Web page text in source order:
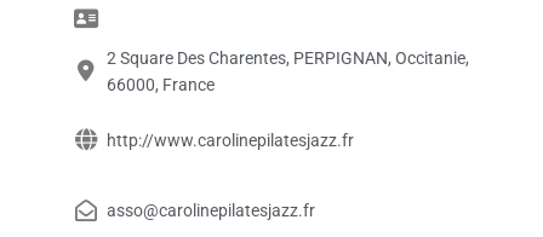
2 Square Des Charentes, PERPIGNAN, Occitanie,
66000, France
http://www.carolinepilatesjazz.fr
asso@carolinepilatesjazz.fr